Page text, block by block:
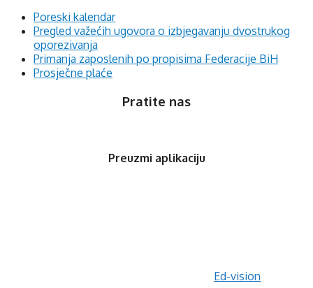
Poreski kalendar
Pregled važećih ugovora o izbjegavanju dvostrukog
oporezivanja
Primanja zaposlenih po propisima Federacije BiH
Prosječne plaće
Pratite nas
Preuzmi aplikaciju
Ed-vision